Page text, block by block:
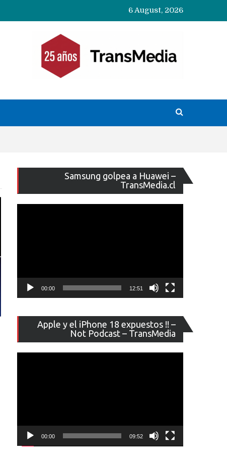
6 August, 2026
Samsung golpea a Huawei –
TransMedia.cl
de
vídeo
00:00 12:51
Apple y el iPhone 18 expuestos !! –
Not Podcast – TransMedia
de
vídeo
00:00 09:52